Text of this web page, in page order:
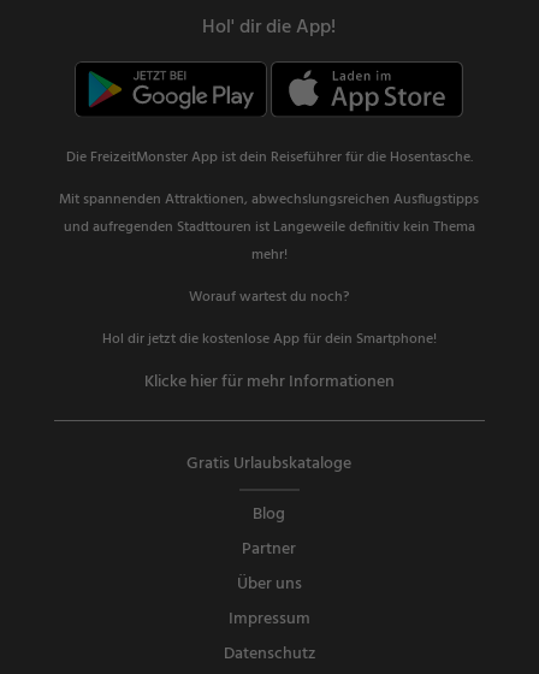
Hol' dir die App!
Die FreizeitMonster App ist dein Reiseführer für die Hosentasche.
Mit spannenden Attraktionen, abwechslungsreichen Ausflugstipps
und aufregenden Stadttouren ist Langeweile definitiv kein Thema
mehr!
Worauf wartest du noch?
Hol dir jetzt die kostenlose App für dein Smartphone!
Klicke hier für mehr Informationen
Gratis Urlaubskataloge
Blog
Partner
Über uns
Impressum
Datenschutz